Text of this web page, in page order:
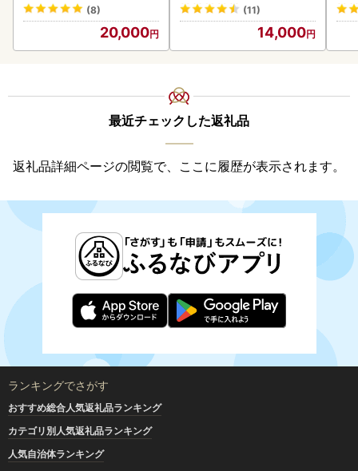
(8)
20,000
(11)
14,000
最近チェックした返礼品
返礼品詳細ページの閲覧で、ここに履歴が表示されます。
ランキングでさがす
おすすめ総合人気返礼品ランキング
カテゴリ別人気返礼品ランキング
人気自治体ランキング